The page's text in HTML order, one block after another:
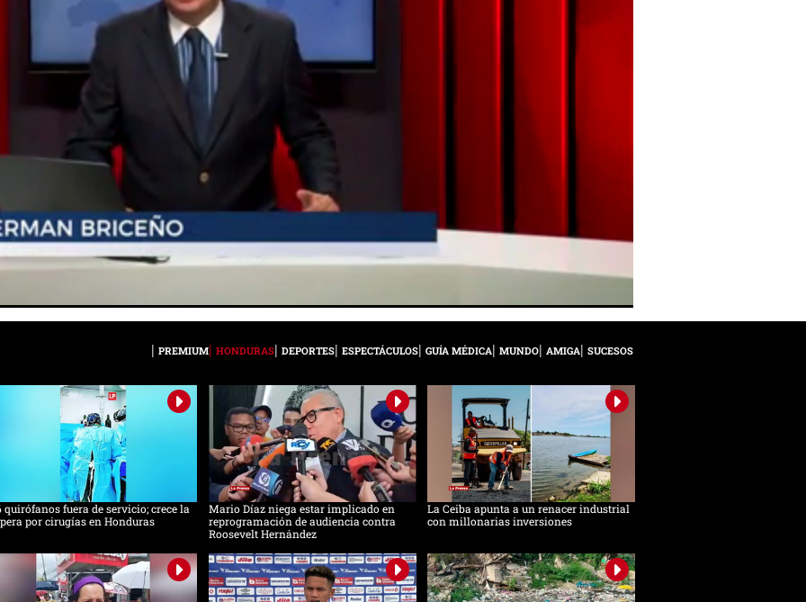
PREMIUM HONDURAS DEPORTES ESPECTÁCULOS GUÍA MÉDICA MUNDO AMIGA SUCESOS
quirófanos fuera de servicio; crece la
por cirugías en Honduras
Mario Díaz niega estar implicado en
reprogramación de audiencia contra
Roosevelt Hernández
La Ceiba apunta a un renacer industrial
con millonarias inversiones